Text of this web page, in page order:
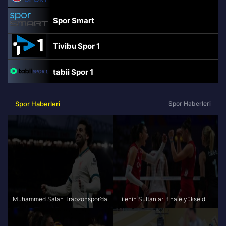
Spor Smart
Tivibu Spor 1
tabii Spor 1
beIN Sports Haber
tabii Spor
A Spor
Tivibu Spor
Spor Haberleri Spor Haberleri
Muhammed Salah Trabzonspor’da Filenin Sultanları finale yükseldi